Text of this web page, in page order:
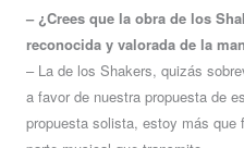
– ¿Crees que la obra de los
reconocida y valorada de la
– La de los Shakers, quizás
a favor de nuestra propuesta de
propuesta solista, estoy más